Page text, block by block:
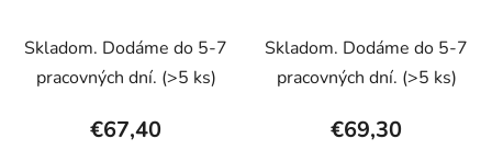
Skladom. Dodáme do 5-7
pracovných dní. (>5 ks)
€67,40
Skladom. Dodáme do 5-7
pracovných dní. (>5 ks)
€69,30